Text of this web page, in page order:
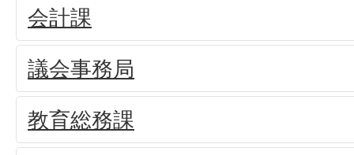
会計課
議会事務局
教育総務課